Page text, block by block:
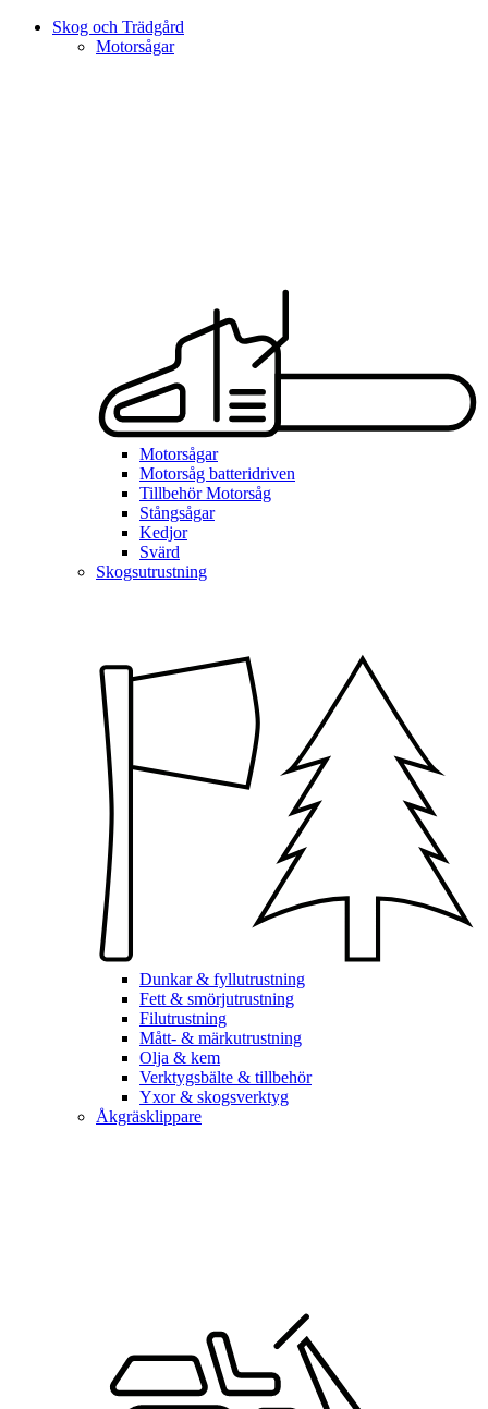
Skog och Trädgård
Motorsågar
Motorsågar
Motorsåg batteridriven
Tillbehör Motorsåg
Stångsågar
Kedjor
Svärd
Skogsutrustning
Dunkar & fyllutrustning
Fett & smörjutrustning
Filutrustning
Mått- & märkutrustning
Olja & kem
Verktygsbälte & tillbehör
Yxor & skogsverktyg
Åkgräsklippare